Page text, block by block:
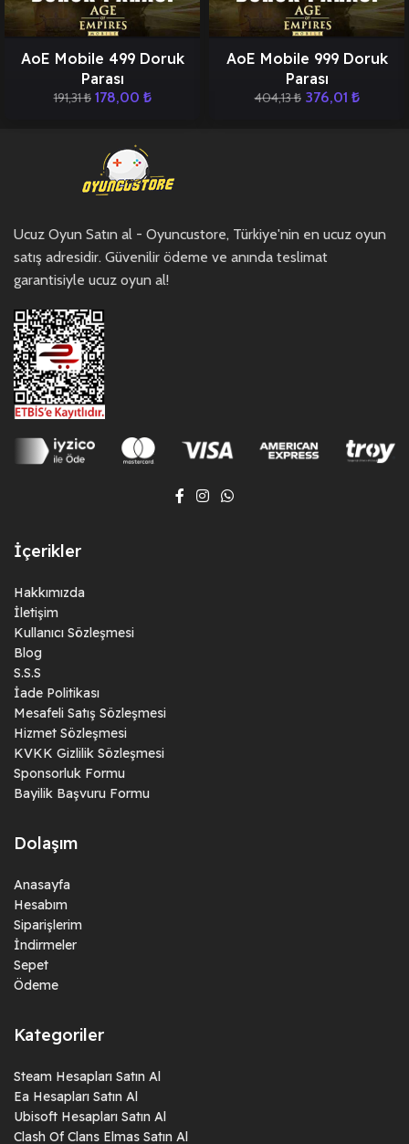
AoE Mobile 499 Doruk
Parası
191,31₺ 178,00 ₺
AoE Mobile 999 Doruk
Parası
404,13₺ 376,01 ₺
Ucuz Oyun Satın al - Oyuncustore, Türkiye'nin en ucuz oyun
satış adresidir. Güvenilir ödeme ve anında teslimat
garantisiyle ucuz oyun al!
İçerikler
Hakkımızda
İletişim
Kullanıcı Sözleşmesi
Blog
S.S.S
İade Politikası
Mesafeli Satış Sözleşmesi
Hizmet Sözleşmesi
KVKK Gizlilik Sözleşmesi
Sponsorluk Formu
Bayilik Başvuru Formu
Dolaşım
Anasayfa
Hesabım
Siparişlerim
İndirmeler
Sepet
Ödeme
Kategoriler
Steam Hesapları Satın Al
Ea Hesapları Satın Al
Ubisoft Hesapları Satın Al
Clash Of Clans Elmas Satın Al